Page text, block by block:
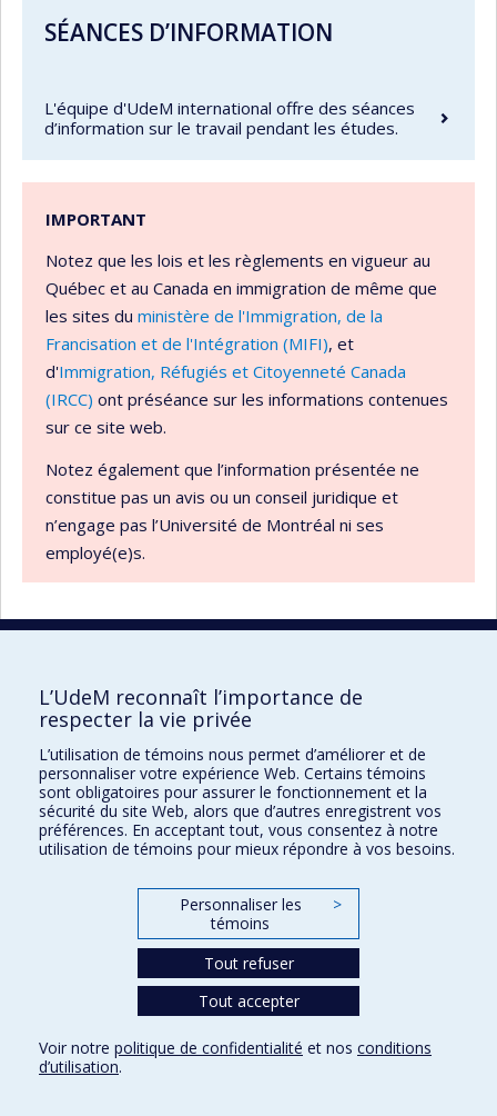
SÉANCES D’INFORMATION
L'équipe d'UdeM international offre des séances
d’information sur le travail pendant les études.
IMPORTANT
Notez que les lois et les règlements en vigueur au
Québec et au Canada en immigration de même que
les sites du ministère de l'Immigration, de la
Francisation et de l'Intégration (MIFI), et
d'Immigration, Réfugiés et Citoyenneté Canada
(IRCC) ont préséance sur les informations contenues
sur ce site web.
Notez également que l’information présentée ne
constitue pas un avis ou un conseil juridique et
n’engage pas l’Université de Montréal ni ses
employé(e)s.
UdeM international
3744, rue Jean-Brillant
Bureau 581, 5e étage
Montréal (Québec)
Canada H3T 1P1
Pour nous joindre
Conditions d’utilisation
L’UdeM reconnaît l’importance de
respecter la vie privée
L’utilisation de témoins nous permet d’améliorer et de
personnaliser votre expérience Web. Certains témoins
sont obligatoires pour assurer le fonctionnement et la
sécurité du site Web, alors que d’autres enregistrent vos
préférences. En acceptant tout, vous consentez à notre
utilisation de témoins pour mieux répondre à vos besoins.
Personnaliser les
témoins
>
Tout refuser
Tout accepter
Voir notre politique de confidentialité et nos conditions
d’utilisation.